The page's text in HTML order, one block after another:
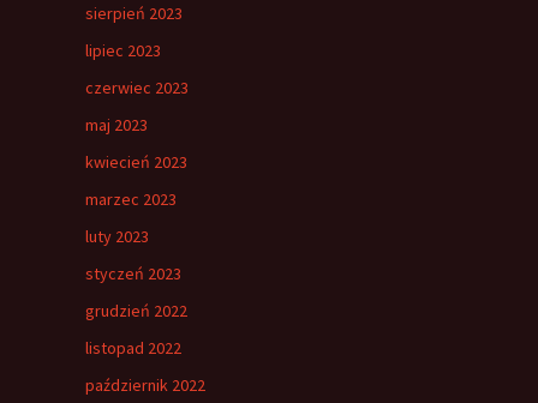
sierpień 2023
lipiec 2023
czerwiec 2023
maj 2023
kwiecień 2023
marzec 2023
luty 2023
styczeń 2023
grudzień 2022
listopad 2022
październik 2022